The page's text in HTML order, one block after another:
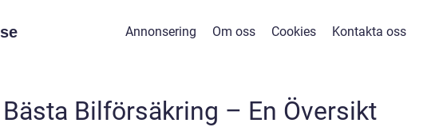
se Annonsering Om oss Cookies Kontakta oss
Bästa Bilförsäkring – En Översikt